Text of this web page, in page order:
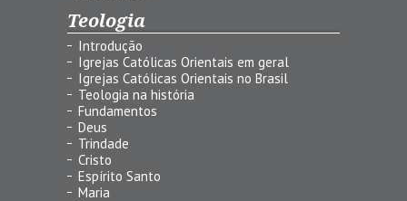
Teologia
Introdução
Igrejas Católicas Orientais em geral
Igrejas Católicas Orientais no Brasil
Teologia na história
Fundamentos
Deus
Trindade
Cristo
Espírito Santo
Maria